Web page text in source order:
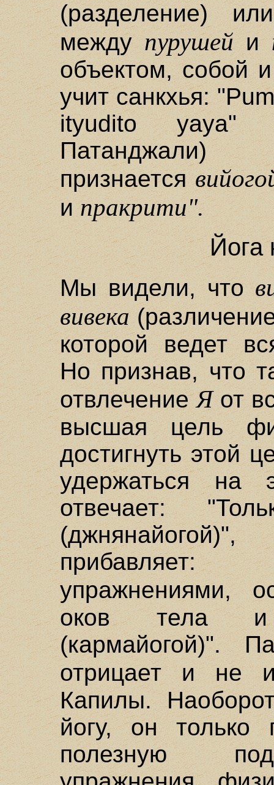
(разделение)
междупурушей и
объектом, собой
учит санкхья:
ityudito уауа"
Патанджали)
признается
ипракрити".
Йога
Мы видели, что
вивека
которой ведет
Но признав, что
отвлечениеЯот
высшая цель
достигнуть этой
удержаться на
отвечает:
упражнениями,
оков тела и
(кармайогой)".
отрицает и не
Капилы.
йогу, он только
полезную